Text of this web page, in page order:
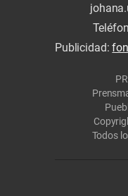
Publicidad:
Todos